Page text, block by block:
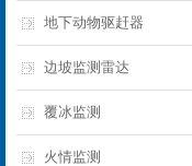
地下动物驱赶器
边坡监测雷达
覆冰监测
火情监测